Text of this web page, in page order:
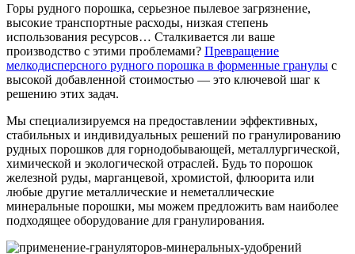
Горы рудного порошка, серьезное пылевое загрязнение,
высокие транспортные расходы, низкая степень
использования ресурсов… Сталкивается ли ваше
производство с этими проблемами? Превращение
мелкодисперсного рудного порошка в форменные гранулы с
высокой добавленной стоимостью — это ключевой шаг к
решению этих задач.
Мы специализируемся на предоставлении эффективных,
стабильных и индивидуальных решений по гранулированию
рудных порошков для горнодобывающей, металлургической,
химической и экологической отраслей. Будь то порошок
железной руды, марганцевой, хромистой, флюорита или
любые другие металлические и неметаллические
минеральные порошки, мы можем предложить вам наиболее
подходящее оборудование для гранулирования.